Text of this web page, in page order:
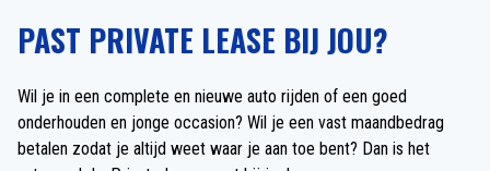
PAST PRIVATE LEASE BIJ JOU?
Wil je in een complete en nieuwe auto rijden of een goed
onderhouden en jonge occasion? Wil je een vast maandbedrag
betalen zodat je altijd weet waar je aan toe bent? Dan is het